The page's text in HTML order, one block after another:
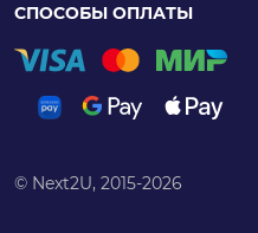
СПОСОБЫ ОПЛАТЫ
© Next2U, 2015-2026